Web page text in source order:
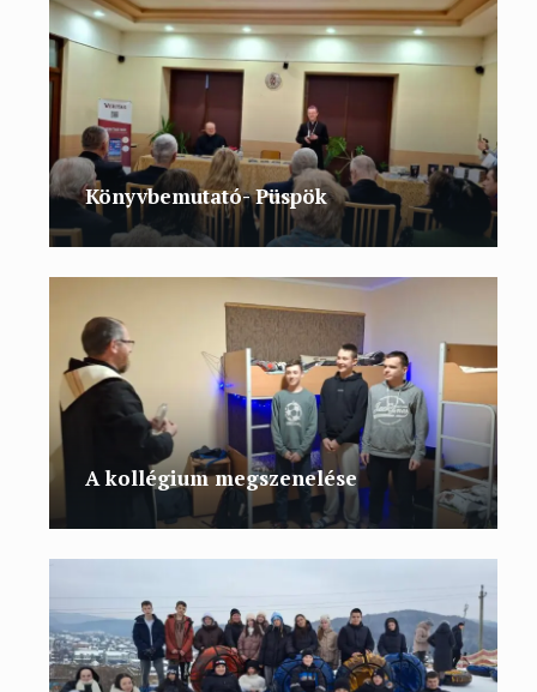
Könyvbemutató- Püspök
A kollégium megszenelése